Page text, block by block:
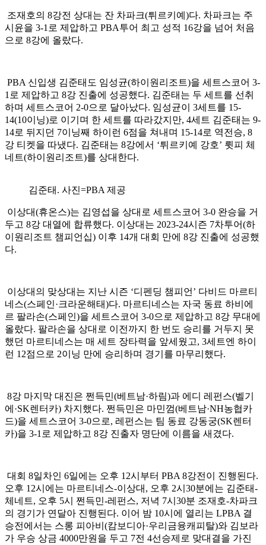
조재호의 8강전 상대는 잔 차파크(튀르키예)다. 차파크는 주
시윤을 3-1로 제압하고 PBA투어 최고 성적 16강을 넘어 처음
으로 8강에 올랐다.
PBA 신입생 김준태도 임성균(하이원리조트)을 세트스코어 3-
1로 제압하고 8강 진출에 성공했다. 김준태는 두 세트를 선취
하며 세트스코어 2-0으로 달아났다. 임성균이 3세트를 15-
14(10이닝)로 이기며 한 세트를 따라갔지만, 4세트 김준태는 9-
14로 뒤지던 7이닝째 하이런 6점을 쳐내며 15-14로 역전승, 8
강 티켓을 따냈다. 김준태는 8강에서 ‘튀르키예 강호’ 륏피 체
네트(하이원리조트)를 상대한다.
김준태. 사진=PBA 제공
이상대(휴온스)는 김영섭을 상대로 세트스코어 3-0 완승을 거
두고 8강 대열에 합류했다. 이상대는 2023-24시즌 7차투어(하
이원리조트 챔피언십) 이후 14개 대회 만에 8강 진출에 성공했
다.
이상대의 맞상대는 지난 시즌 ‘디펜딩 챔피언’ 다비드 마르티
네스(스페인·크라운해태)다. 마르티네스는 자국 동료 하비에
르 팔라손(스페인)을 세트스코어 3-0으로 제압하고 8강 무대에
올랐다. 팔라손을 상대로 이전까지 한 번도 승리를 거두지 못
했던 마르티네스는 매 세트 장타력을 앞세웠고, 3세트엔 하이
런 12점으로 2이닝 만에 승리하며 경기를 마무리했다.
8강 마지막 대진은 쩐득민(베트남·하림)과 에디 레펀스(벨기
에·SK렌터카) 차지했다. 쩐득민은 마민껌(베트남·NH농협카
드)을 세트스코어 3-0으로, 레펀스는 팀 동료 강동궁(SK렌터
카)을 3-1로 제압하고 8강 진출자 명단에 이름을 새겼다.
대회 8일차인 6일에는 오후 12시부터 PBA 8강전이 진행된다.
오후 12시에는 마르티네스-이상대, 오후 2시30분에는 김준태-
체네트, 오후 5시 쩐득민-레펀스, 저녁 7시30분 조재호-차파크
의 경기가 연달아 진행된다. 이어 밤 10시에 열리는 LPBA 결
승전에서는 스롱 피아비(캄보디아·우리금융캐피탈)와 김보라
가 우승 상금 4000만원을 두고 7전 4선승제로 맞대결을 가진